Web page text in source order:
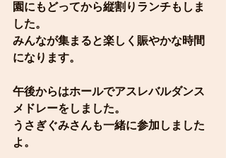
園にもどってから縦割りランチもしま
した。
みんなが集まると楽しく賑やかな時間
になります。
午後からはホールでアスレバルダンス
メドレーをしました。
うさぎぐみさんも一緒に参加しました
よ。